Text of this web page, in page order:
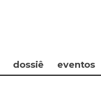
dossiê eventos